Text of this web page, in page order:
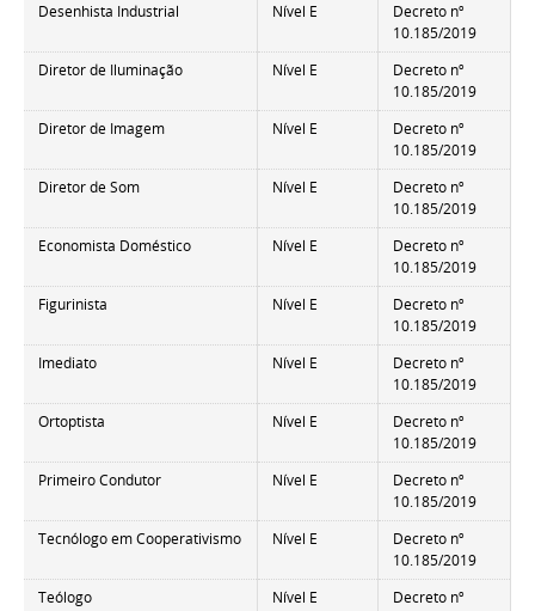
Desenhista Industrial
Nível E
Decreto nº
10.185/2019
Diretor de Iluminação
Nível E
Decreto nº
10.185/2019
Diretor de Imagem
Nível E
Decreto nº
10.185/2019
Diretor de Som
Nível E
Decreto nº
10.185/2019
Economista Doméstico
Nível E
Decreto nº
10.185/2019
Figurinista
Nível E
Decreto nº
10.185/2019
Imediato
Nível E
Decreto nº
10.185/2019
Ortoptista
Nível E
Decreto nº
10.185/2019
Primeiro Condutor
Nível E
Decreto nº
10.185/2019
Tecnólogo em Cooperativismo
Nível E
Decreto nº
10.185/2019
Teólogo
Nível E
Decreto nº